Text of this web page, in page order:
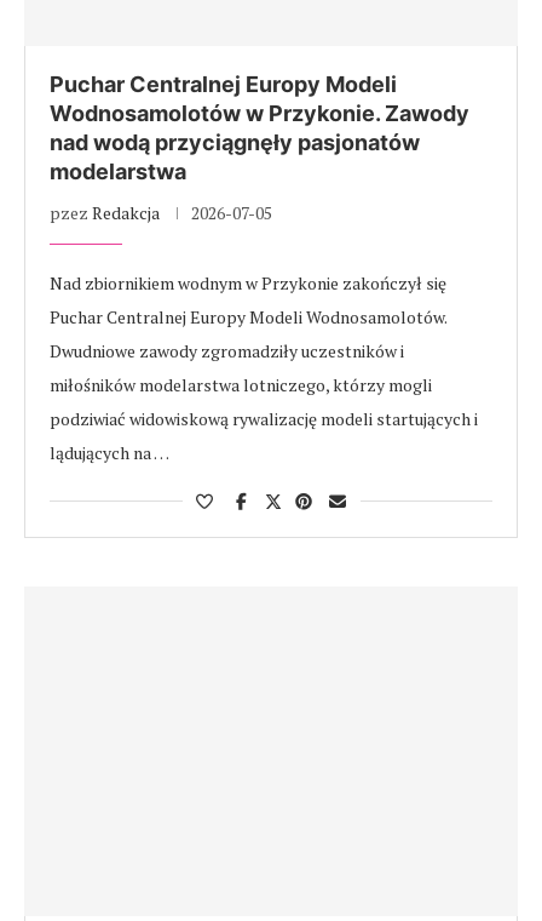
Puchar Centralnej Europy Modeli
Wodnosamolotów w Przykonie. Zawody
nad wodą przyciągnęły pasjonatów
modelarstwa
pzez Redakcja 2026-07-05
Nad zbiornikiem wodnym w Przykonie zakończył się
Puchar Centralnej Europy Modeli Wodnosamolotów.
Dwudniowe zawody zgromadziły uczestników i
miłośników modelarstwa lotniczego, którzy mogli
podziwiać widowiskową rywalizację modeli startujących i
lądujących na …